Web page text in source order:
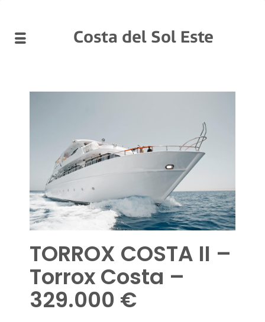
Costa del Sol Este
TORROX COSTA II –
Torrox Costa –
329.000 €